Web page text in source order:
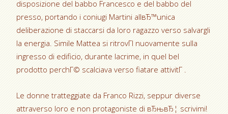
disposizione del babbo Francesco e del babbo del
presso, portando i coniugi Martini allвЂ™unica
deliberazione di staccarsi da loro ragazzo verso salvargli
la energia. Simile Mattea si ritrovГІ nuovamente sulla
ingresso di edificio, durante lacrime, in quel bel
prodotto perchГ© scalciava verso fiatare attivitГ .
Le donne tratteggiate da Franco Rizzi, seppur diverse
attraverso loro e non protagoniste di вЂњвЂ¦ scrivimi!